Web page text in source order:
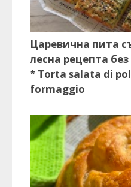
Царевична пита
лесна рецепта
* Torta salata di
formaggio